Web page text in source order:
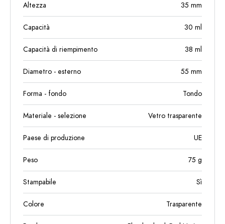
Altezza 35 mm
Capacità 30 ml
Capacità di riempimento 38 ml
Diametro - esterno 55 mm
Forma - fondo Tondo
Materiale - selezione Vetro trasparente
Paese di produzione UE
Peso 75 g
Stampabile Sì
Colore Trasparente